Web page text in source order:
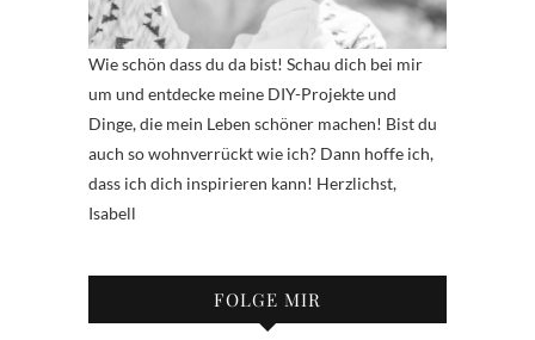
Wie schön dass du da bist! Schau dich bei mir
um und entdecke meine DIY-Projekte und
Dinge, die mein Leben schöner machen! Bist du
auch so wohnverrückt wie ich? Dann hoffe ich,
dass ich dich inspirieren kann! Herzlichst,
Isabell
FOLGE MIR